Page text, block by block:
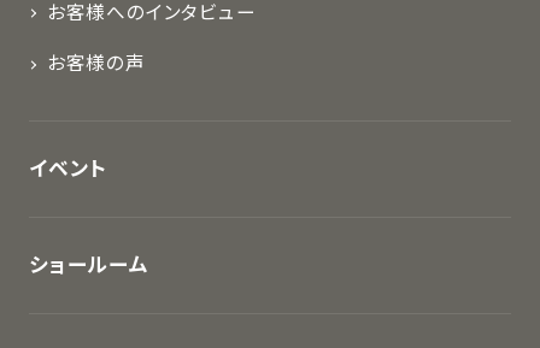
お客様へのインタビュー
お客様の声
イベント
ショールーム